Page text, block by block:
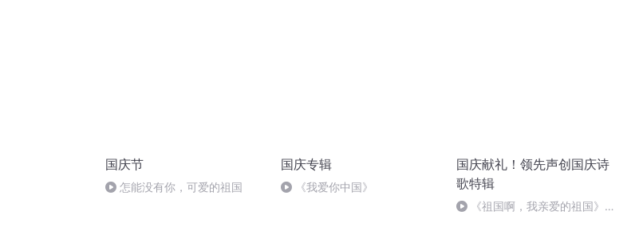
国庆节
怎能没有你，可爱的祖国
国庆专辑
《我爱你中国》
国庆献礼！领先声创国庆诗
歌特辑
《祖国啊，我亲爱的祖国》温